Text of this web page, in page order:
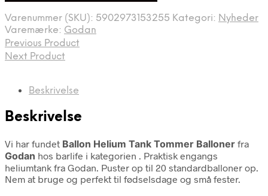
Varenummer (SKU): 5902973153255 Kategori: Nyheder
Varemærke: Godan
Previous Product
Next Product
Beskrivelse
Beskrivelse
Vi har fundet Ballon Helium Tank Tommer Balloner fra
Godan hos barlife i kategorien . Praktisk engangs
heliumtank fra Godan. Puster op til 20 standardballoner op.
Nem at bruge og perfekt til fødselsdage og små fester.